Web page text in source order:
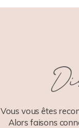
Vous vous êtes
Alors faisons